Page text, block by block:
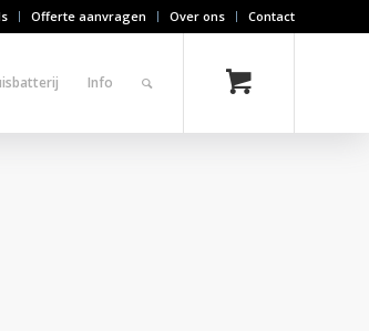
Offerte aanvragen Over ons Contact
Info